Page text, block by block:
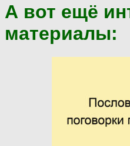
А вот ещё
материалы: